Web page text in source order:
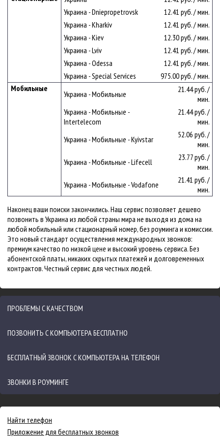
Украина - Dniepropetrovsk
12.41 руб. / мин.
Украина - Kharkiv
12.41 руб. / мин.
Украина - Kiev
12.30 руб. / мин.
Украина - Lviv
12.41 руб. / мин.
Украина - Odessa
12.41 руб. / мин.
Украина - Special Services
975.00 руб. / мин.
Мобильные
Украина - Мобильные
21.44 руб. /
мин.
Украина - Мобильные -
Intertelecom
21.44 руб. /
мин.
Украина - Мобильные - Kyivstar
52.06 руб. /
мин.
Украина - Мобильные - Lifecell
23.77 руб. /
мин.
Украина - Мобильные - Vodafone
21.41 руб. /
мин.
Наконец ваши поиски закончились. Наш сервис позволяет дешево
позвонить в Украина из любой страны мира не выходя из дома на
любой мобильный или стационарный номер, без роуминга и комиссии.
Это новый стандарт осуществления международных звонков:
премиум качество по низкой цене и высокий уровень сервиса. Без
абонентской платы, никаких скрытых платежей и долговременных
контрактов. Честный сервис для честных людей.
ПРОБЛЕМЫ С КАЧЕСТВОМ
ПОЗВОНИТЬ С КОМПЬЮТЕРА БЕСПЛАТНО
БЕСПЛАТНЫЙ ЗВОНОК С КОМПЬЮТЕРА НА ТЕЛЕФОН
ЗВОНКИ В РОУМИНГЕ
Найти телефон
Приложение для бесплатных звонков